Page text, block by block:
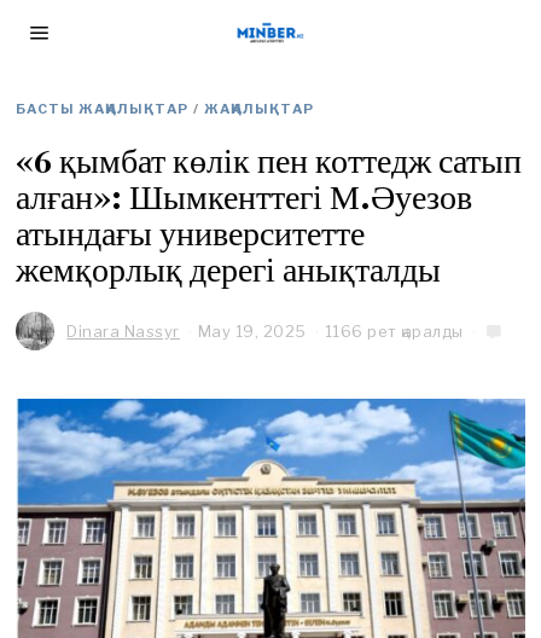
БАСТЫ ЖАҢАЛЫҚТАР / ЖАҢАЛЫҚТАР
«6 қымбат көлік пен коттедж сатып
алған»: Шымкенттегі М.Әуезов
атындағы университетте
жемқорлық дерегі анықталды
Dinara Nassyr May 19, 2025
2
1
,
2
0
2
5
1166 рет қаралды